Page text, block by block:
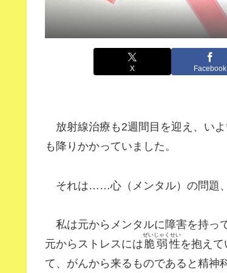
X Facebook
放射線治療も2週間目を迎え、い
も降りかかっていました。
それは……心（メンタル）の問題、
私は元からメンタルに障害を持っ
元からストレスには 脆弱性
ぜいじゃくせい
を抱え
て、がんから来るものであると精神